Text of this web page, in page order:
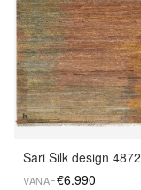
Sari Silk design 4872
VANAF€6.990